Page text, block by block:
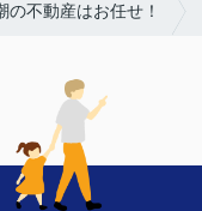
不動産はお任せ！